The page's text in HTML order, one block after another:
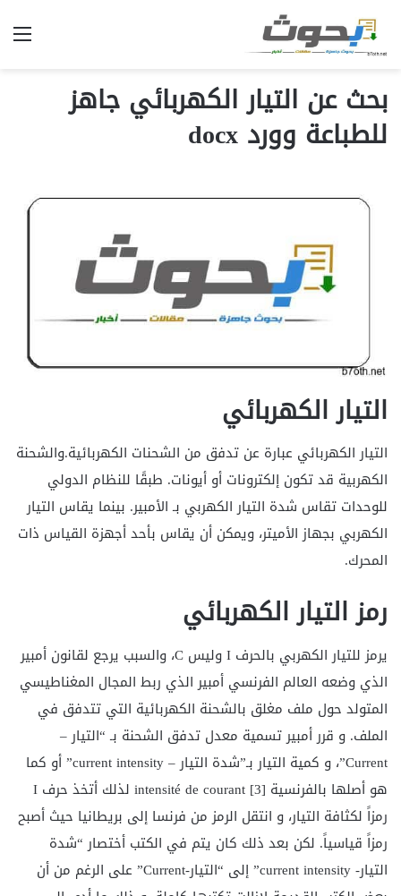
بحث عن التيار الكهربائي جاهز
للطباعة وورد docx‎
التيار الكهربائي
التيار الكهربائي عبارة عن تدفق من الشحنات الكهربائية.والشحنة
الكهربية قد تكون إلكترونات أو أيونات. طبقًا للنظام الدولي
للوحدات تقاس شدة التيار الكهربي بـ الأمبير. بينما يقاس التيار
الكهربي بجهاز الأميتر، ويمكن أن يقاس بأحد أجهزة القياس ذات
المحرك.
رمز التيار الكهربائي
يرمز للتيار الكهربي بالحرف I وليس C، والسبب يرجع لقانون أمبير
الذي وضعه العالم الفرنسي أمبير الذي ربط المجال المغناطيسي
المتولد حول ملف مغلق بالشحنة الكهربائية التي تتدفق في
الملف. و قرر أمبير تسمية معدل تدفق الشحنة بـ “التيار –
Current”، و كمية التيار بـ”شدة التيار – current intensity” أو كما
هو أصلها بالفرنسية [3] intensité de courant لذلك أتخذ حرف I
رمزاً لكثافة التيار، و انتقل الرمز من فرنسا إلى بريطانيا حيث أصبح
رمزاً قياسياً. لكن بعد ذلك كان يتم في الكتب أختصار “شدة
التيار- current intensity” إلى “التيار-Current” على الرغم من أن